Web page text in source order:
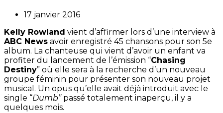
17 janvier 2016
Kelly Rowland vient d’affirmer lors d’une interview à
ABC News avoir enregistré 45 chansons pour son 5e
album. La chanteuse qui vient d’avoir un enfant va
profiter du lancement de l’émission “Chasing
Destiny” où elle sera à la recherche d’un nouveau
groupe féminin pour présenter son nouveau projet
musical. Un opus qu’elle avait déjà introduit avec le
single “Dumb”passé totalement inaperçu, il y a
quelques mois.